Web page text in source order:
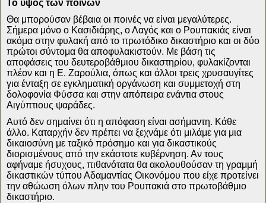
Το ύψος των ποινών
Θα μπορούσαν βέβαια οι ποινές να είναι μεγαλύτερες.
Σήμερα μόνο ο Κασιδιάρης, ο Λαγός και ο Ρουπακιάς είναι
ακόμα στην φυλακή από το πρωτόδικο δικαστήριο και οι δύο
πρώτοι σύντομα θα αποφυλακιστούν. Με βάση τις
αποφάσεις του δευτεροβάθμιου δικαστηρίου, φυλακίζονται
πλέον και η Ε. Ζαρούλια, όπως και άλλοι τρεις χρυσαυγίτες
για ένταξη σε εγκληματική οργάνωση και συμμετοχή στη
δολοφονία Φύσσα και στην απόπειρα ενάντια στους
Αιγύπτιους ψαράδες.
Αυτό δεν σημαίνει ότι η απόφαση είναι ασήμαντη. Κάθε
άλλο. Καταρχήν δεν πρέπει να ξεχνάμε ότι μιλάμε για μια
δικαιοσύνη με ταξικό πρόσημο και για δικαστικούς
διορισμένους από την εκάστοτε κυβέρνηση. Αν τους
αφήναμε ήσυχους, πιθανότατα θα ακολουθούσαν τη γραμμή
δικαστικών τύπου Αδαμαντίας Οικονόμου που είχε προτείνει
την αθώωση όλων πλην του Ρουπακιά στο πρωτοβάθμιο
δικαστήριο.